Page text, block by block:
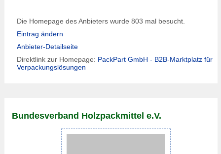
Die Homepage des Anbieters wurde 803 mal besucht.
Eintrag ändern
Anbieter-Detailseite
Direktlink zur Homepage: PackPart GmbH - B2B-Marktplatz für
Verpackungs­­­lösungen
Bundesverband Holzpackmittel e.V.